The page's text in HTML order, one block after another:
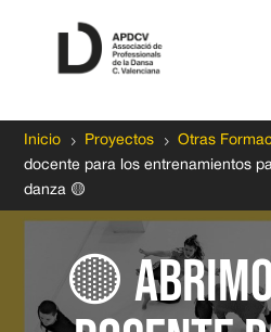
Inicio 5 Proyectos 5 Otras
docente para los entrenamientos
danza 🟡
🟡